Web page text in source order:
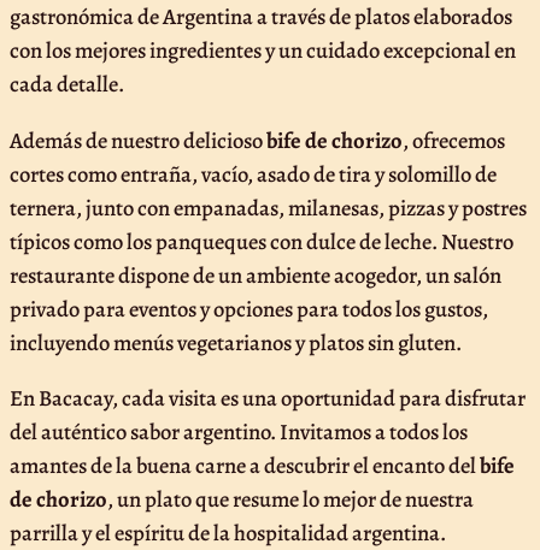
gastronómica de Argentina a través de platos elaborados
con los mejores ingredientes y un cuidado excepcional en
cada detalle.
Además de nuestro deliciosobife de chorizo, ofrecemos
cortes como entraña, vacío, asado de tira y solomillo de
ternera, junto con empanadas, milanesas, pizzas y postres
típicos como los panqueques con dulce de leche. Nuestro
restaurante dispone de un ambiente acogedor, un salón
privado para eventos y opciones para todos los gustos,
incluyendo menús vegetarianos y platos sin gluten.
En Bacacay, cada visita es una oportunidad para disfrutar
del auténtico sabor argentino. Invitamos a todos los
amantes de la buena carne a descubrir el encanto delbife
de chorizo, un plato que resume lo mejor de nuestra
parrilla y el espíritu de la hospitalidad argentina.